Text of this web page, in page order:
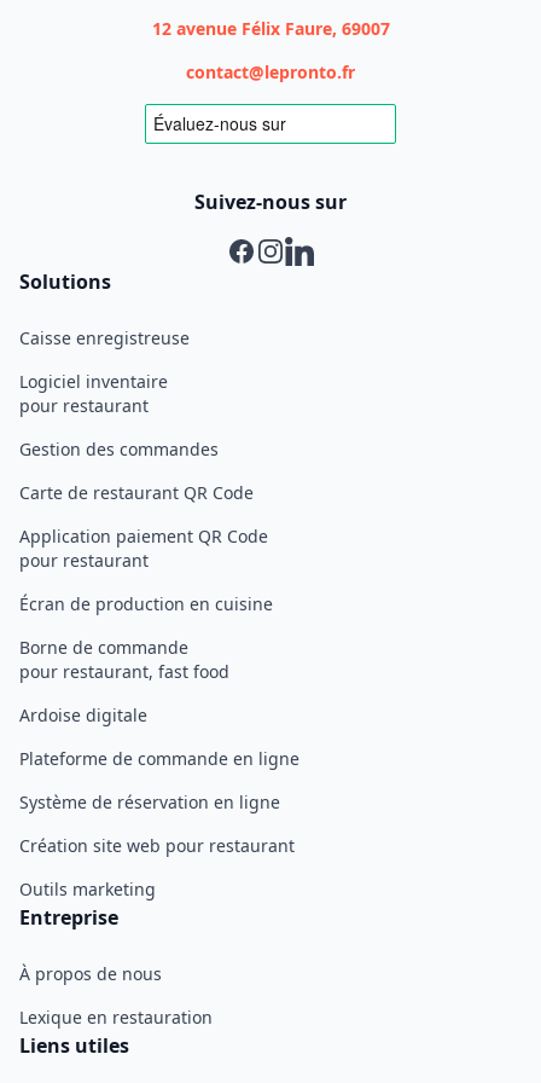
12 avenue Félix Faure, 69007
contact@lepronto.fr
Suivez-nous sur
Facebook
Instagram
Linkedin
Solutions
Caisse enregistreuse
Logiciel inventaire
pour restaurant
Gestion des commandes
Carte de restaurant QR Code
Application paiement QR Code
pour restaurant
Écran de production en cuisine
Borne de commande
pour restaurant, fast food
Ardoise digitale
Plateforme de commande en ligne
Système de réservation en ligne
Création site web pour restaurant
Outils marketing
Entreprise
À propos de nous
Lexique en restauration
Liens utiles